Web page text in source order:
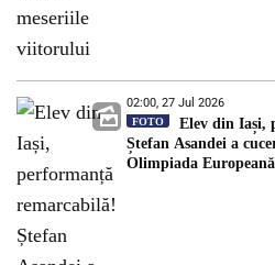
02:00, 27 Jul 2026
FOTO
Elev din Iași,
Ștefan Asandei a
Olimpiada